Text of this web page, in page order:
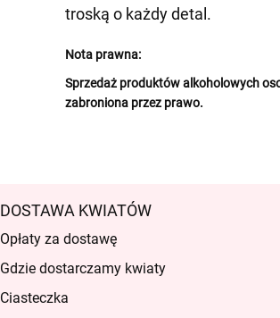
troską o każdy detal.
Nota prawna:
Sprzedaż produktów alkoholowych
zabroniona przez prawo.
DOSTAWA KWIATÓW
Opłaty za dostawę
Gdzie dostarczamy kwiaty
Ciasteczka